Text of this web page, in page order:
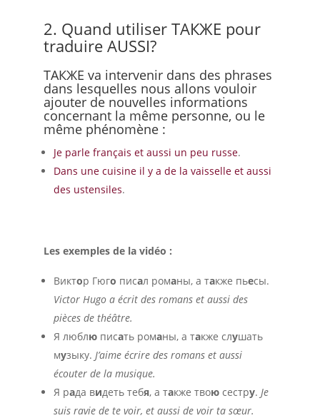
2. Quand utiliser ТАКЖЕ pour
traduire AUSSI?
ТАКЖЕ va intervenir dans des phrases
dans lesquelles nous allons vouloir
ajouter de nouvelles informations
concernant la même personne, ou le
même phénomène :
Je parle français et aussi un peu russe.
Dans une cuisine il y a de la vaisselle et aussi
des ustensiles.
Les exemples de la vidéo :
Виктор Гюго писал романы, а также пьесы.
Victor Hugo a écrit des romans et aussi des
pièces de théâtre.
Я люблюписать романы, а также слушать
музыку. J’aime écrire des romans et aussi
écouter de la musique.
Я рада видеть тебя, а также твоюсестру. Je
suis ravie de te voir, et aussi de voir ta sœur.